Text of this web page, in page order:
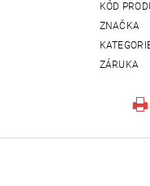
KÓD
ZNAČKA
ZÁRUKA